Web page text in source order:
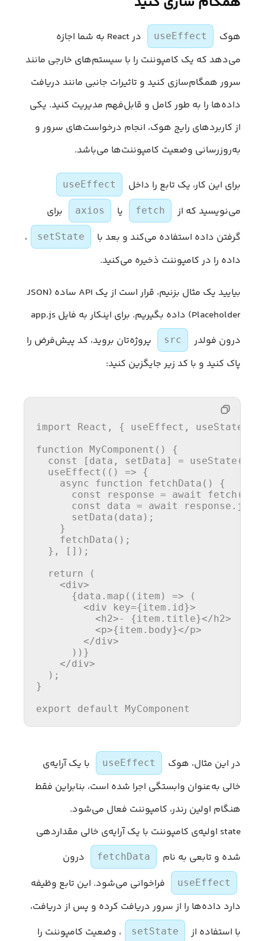
هوک useEffect
در React به شما اجازه
می‌دهد که یک کامپوننت را با سیستم‌های خارجی مانند
سرور همگام‌سازی کنید و تاثیرات جانبی مانند دریافت
داده‌ها را به ‌طور کامل و قابل‌فهم مدیریت کنید. یکی
از کاربردهای رایج هوک، انجام درخواست‌های سرور و
به‌روزرسانی وضعیت کامپوننت‌ها می‌باشد.
برای این کار، یک تابع را داخل useEffect
می‌نویسید که از fetch یا axios
برای
گرفتن داده استفاده می‌کند و بعد با
setState
،
داده را در کامپوننت ذخیره می‌کنید.
بیایید یک مثال بزنیم، قرار است از یک API ساده (JSON
Placeholder) داده بگیریم. برای اینکار به فایل app.js
درون فولدر
src
پروژه‌تان بروید، کد پیش‌فرض را
پاک کنید و با کد زیر جایگزین کنید:
import React , { useEffect, useState }
function
MyComponent ( ) {
const
[data, setData] = useState
useEffect ( () => {
async
function fetchData ( ) {
const
response = await fetch (
const
data = await response. json
setData (data);
    }
fetchData ();
  }, []);
return (
<div>
      {data.map((item) => (
<div key={item.id}>
< h2>- {item.title}</ h2>
<p>{item.body}</p>
</div>
      ))}
</div>
  );
}
export
default MyComponent
در این مثال، هوک useEffect
با یک آرایه‌ی
خالی به‌عنوان وابستگی اجرا شده است، بنابراین فقط
هنگام اولین رندر، کامپوننت فعال می‌شود.
state اولیه‌ی کامپوننت با یک آرایه‌ی خالی مقداردهی
شده و تابعی به نام
fetchData درون
useEffect
فراخوانی می‌شود. این تابع وظیفه
دارد داده‌ها را از سرور دریافت کرده و پس از دریافت،
با استفاده از
setState
، وضعیت کامپوننت را